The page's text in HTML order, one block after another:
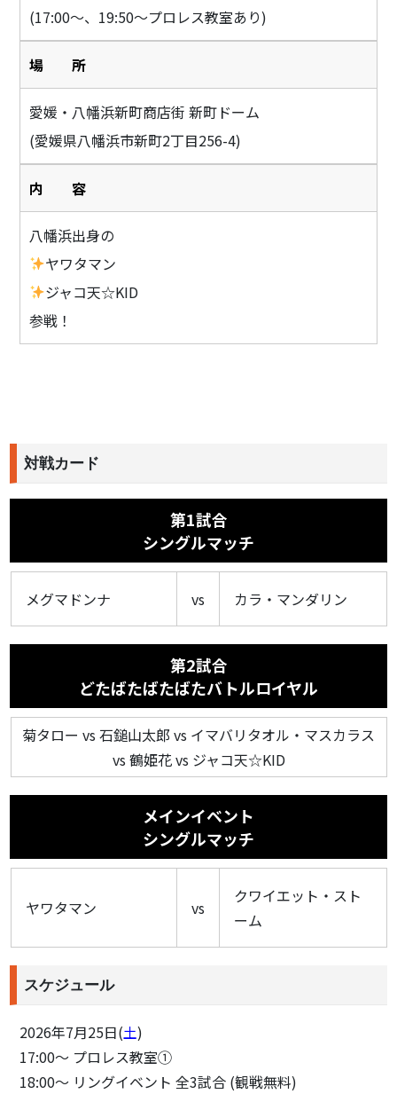
(17:00〜、19:50〜プロレス教室あり)
場 所
愛媛・八幡浜新町商店街 新町ドーム
(愛媛県八幡浜市新町2丁目256-4)
内 容
八幡浜出身の
ヤワタマン
ジャコ天☆KID
参戦！
対戦カード
第1試合
シングルマッチ
メグマドンナ vs カラ・マンダリン
第2試合
どたばたばたばたバトルロイヤル
菊タロー vs 石鎚山太郎 vs イマバリタオル・マスカラス
vs 鶴姫花 vs ジャコ天☆KID
メインイベント
シングルマッチ
ヤワタマン vs
クワイエット・スト
ーム
スケジュール
2026年7月25日(土)
17:00〜 プロレス教室①
18:00〜 リングイベント 全3試合 (観戦無料)